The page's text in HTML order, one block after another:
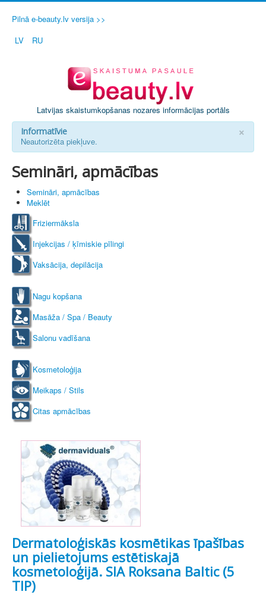
Pilnā e-beauty.lv versija >>
LV
RU
Latvijas skaistumkopšanas nozares informācijas portāls
×
Informatīvie
Neautorizēta piekļuve.
Semināri, apmācības
Semināri, apmācības
Meklēt
Friziermāksla
Injekcijas / ķīmiskie pīlingi
Vaksācija, depilācija
Nagu kopšana
Masāža / Spa / Beauty
Salonu vadīšana
Kosmetoloģija
Meikaps / Stils
Citas apmācības
Dermatoloģiskās kosmētikas īpašības
un pielietojums estētiskajā
kosmetoloģijā. SIA Roksana Baltic (5
TIP)